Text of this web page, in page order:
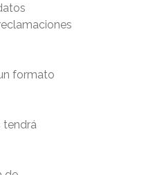
formato
tendrá